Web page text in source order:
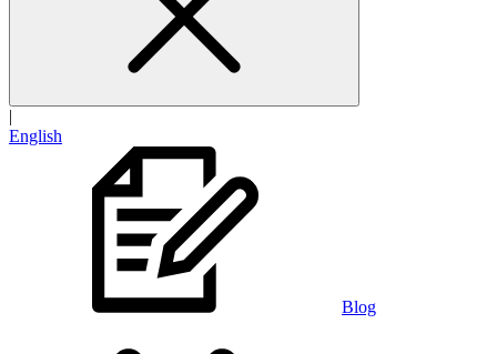
|
English
Blog